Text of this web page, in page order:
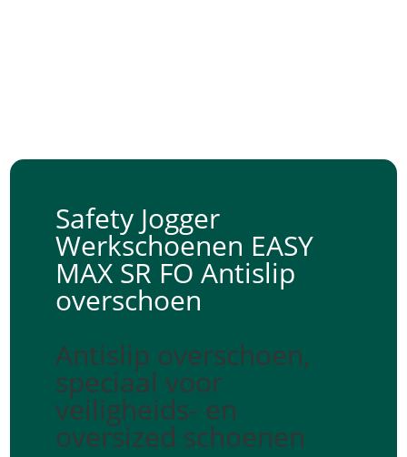
Safety Jogger
Werkschoenen EASY
MAX SR FO Antislip
overschoen
Antislip overschoen,
speciaal voor
veiligheids- en
oversized schoenen